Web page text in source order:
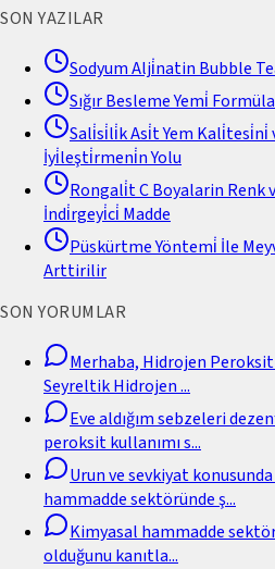
SON YAZILAR
Sodyum Alji̇natin Bubble
Sığır Besleme Yemi̇
Sali̇si̇li̇k Asi̇t Yem Kali̇tesi̇ni̇
İyi̇leşti̇rmeni̇n Yolu
Rongali̇t C Boyalarin Renk
İndi̇rgeyi̇ci̇ Madde
Püskürtme Yöntemi̇ İle
Arttirilir
SON YORUMLAR
Merhaba, Hidrojen
Seyreltik Hidrojen...
Eve aldığım sebzeleri
peroksit kullanımı s...
Urun ve sevkiyat
hammadde sektöründe ş...
Kimyasal hammadde
olduğunu kanıtla...